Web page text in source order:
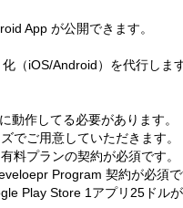
App が公開できます。
（iOS/Android）を代行します
動作してる必要があります。
でご用意していただきます。
料プランの契約が必須です。
Program 契約が必須で
Play Store 1アプリ25ドルが